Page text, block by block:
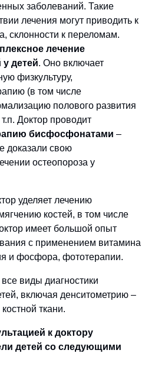
заболеваний. Такие
лечения могут приводить к
склонности к переломам.
лечение
у детей. Оно включает
физкультуру,
(в том числе
полового развития
Доктор проводит
бисфосфонатами –
доказали свою
остеопороза у
уделяет лечению
костей, в том числе
имеет большой опыт
с применением витамина
и фосфора, фототерапии.
виды диагностики
включая денситометрию –
ткани.
к доктору
детей со следующими